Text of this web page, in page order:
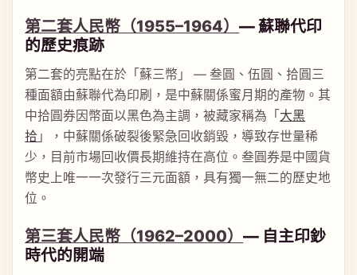
第二套人民幣（1955–1964）— 蘇聯代印
的歷史痕跡
第二套的亮點在於「蘇三幣」 — 叁圓、伍圓、拾圓三
種面額由蘇聯代為印刷，是中蘇關係蜜月期的產物。其
中拾圓券因幣面以黑色為主調，被藏家稱為「 大黑
拾 」，中蘇關係破裂後緊急回收銷毀，導致存世量稀
少，目前市場回收價長期維持在高位。叁圓券是中國貨
幣史上唯一一次發行三元面額，具有獨一無二的歷史地
位。
第三套人民幣（1962–2000）— 自主印鈔
時代的開端